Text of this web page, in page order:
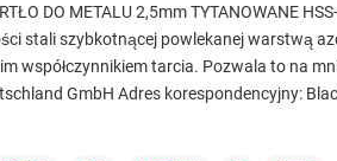
DO METALU 2,5mm TYTANOWANE
stali szybkotnącej powlekanej warstwą
współczynnikiem tarcia. Pozwala to na
GmbH Adres korespondencyjny: